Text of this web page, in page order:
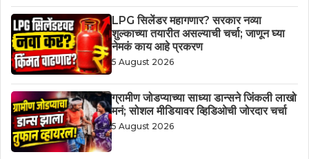
LPG सिलेंडर महागणार? सरकार नव्या
शुल्काच्या तयारीत असल्याची चर्चा; जाणून घ्या
नेमकं काय आहे प्रकरण
5 August 2026
ग्रामीण जोडप्याच्या साध्या डान्सने जिंकली लाखो
मनं; सोशल मीडियावर व्हिडिओची जोरदार चर्चा
5 August 2026